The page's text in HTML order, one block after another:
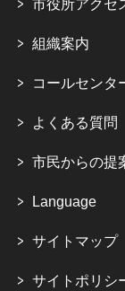
市役所アクセ
組織案内
コールセンタ
よくある質問
市民からの提
Language
サイトマップ
サイトポリシ